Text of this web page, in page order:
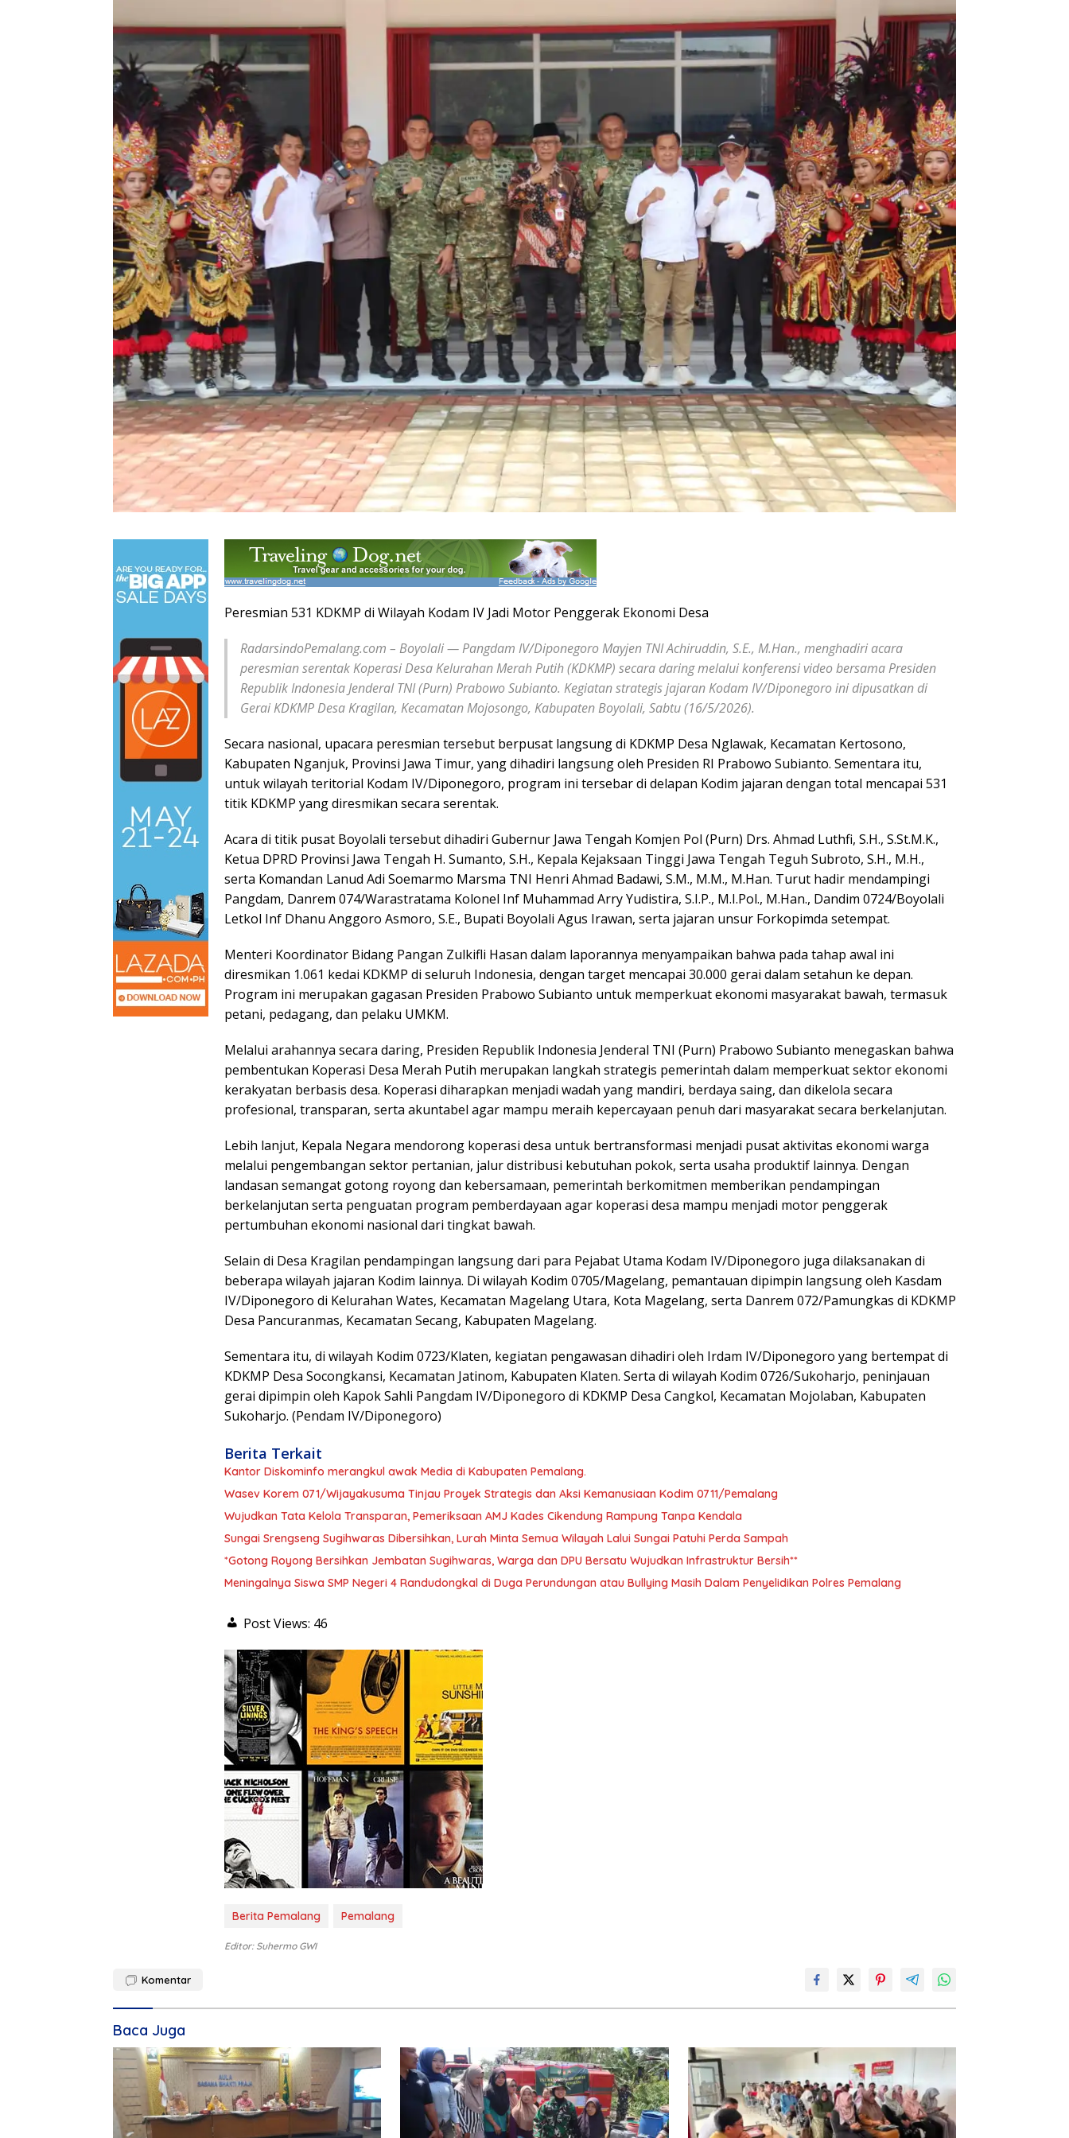
Peresmian 531 KDKMP di Wilayah Kodam IV Jadi Motor Penggerak Ekonomi Desa
RadarsindoPemalang.com – Boyolali — Pangdam IV/Diponegoro Mayjen TNI Achiruddin, S.E., M.Han., menghadiri acara
peresmian serentak Koperasi Desa Kelurahan Merah Putih (KDKMP) secara daring melalui konferensi video bersama Presiden
Republik Indonesia Jenderal TNI (Purn) Prabowo Subianto. Kegiatan strategis jajaran Kodam IV/Diponegoro ini dipusatkan di
Gerai KDKMP Desa Kragilan, Kecamatan Mojosongo, Kabupaten Boyolali, Sabtu (16/5/2026).
Secara nasional, upacara peresmian tersebut berpusat langsung di KDKMP Desa Nglawak, Kecamatan Kertosono,
Kabupaten Nganjuk, Provinsi Jawa Timur, yang dihadiri langsung oleh Presiden RI Prabowo Subianto. Sementara itu,
untuk wilayah teritorial Kodam IV/Diponegoro, program ini tersebar di delapan Kodim jajaran dengan total mencapai 531
titik KDKMP yang diresmikan secara serentak.
Acara di titik pusat Boyolali tersebut dihadiri Gubernur Jawa Tengah Komjen Pol (Purn) Drs. Ahmad Luthfi, S.H., S.St.M.K.,
Ketua DPRD Provinsi Jawa Tengah H. Sumanto, S.H., Kepala Kejaksaan Tinggi Jawa Tengah Teguh Subroto, S.H., M.H.,
serta Komandan Lanud Adi Soemarmo Marsma TNI Henri Ahmad Badawi, S.M., M.M., M.Han. Turut hadir mendampingi
Pangdam, Danrem 074/Warastratama Kolonel Inf Muhammad Arry Yudistira, S.I.P., M.I.Pol., M.Han., Dandim 0724/Boyolali
Letkol Inf Dhanu Anggoro Asmoro, S.E., Bupati Boyolali Agus Irawan, serta jajaran unsur Forkopimda setempat.
Menteri Koordinator Bidang Pangan Zulkifli Hasan dalam laporannya menyampaikan bahwa pada tahap awal ini
diresmikan 1.061 kedai KDKMP di seluruh Indonesia, dengan target mencapai 30.000 gerai dalam setahun ke depan.
Program ini merupakan gagasan Presiden Prabowo Subianto untuk memperkuat ekonomi masyarakat bawah, termasuk
petani, pedagang, dan pelaku UMKM.
Melalui arahannya secara daring, Presiden Republik Indonesia Jenderal TNI (Purn) Prabowo Subianto menegaskan bahwa
pembentukan Koperasi Desa Merah Putih merupakan langkah strategis pemerintah dalam memperkuat sektor ekonomi
kerakyatan berbasis desa. Koperasi diharapkan menjadi wadah yang mandiri, berdaya saing, dan dikelola secara
profesional, transparan, serta akuntabel agar mampu meraih kepercayaan penuh dari masyarakat secara berkelanjutan.
Lebih lanjut, Kepala Negara mendorong koperasi desa untuk bertransformasi menjadi pusat aktivitas ekonomi warga
melalui pengembangan sektor pertanian, jalur distribusi kebutuhan pokok, serta usaha produktif lainnya. Dengan
landasan semangat gotong royong dan kebersamaan, pemerintah berkomitmen memberikan pendampingan
berkelanjutan serta penguatan program pemberdayaan agar koperasi desa mampu menjadi motor penggerak
pertumbuhan ekonomi nasional dari tingkat bawah.
Selain di Desa Kragilan pendampingan langsung dari para Pejabat Utama Kodam IV/Diponegoro juga dilaksanakan di
beberapa wilayah jajaran Kodim lainnya. Di wilayah Kodim 0705/Magelang, pemantauan dipimpin langsung oleh Kasdam
IV/Diponegoro di Kelurahan Wates, Kecamatan Magelang Utara, Kota Magelang, serta Danrem 072/Pamungkas di KDKMP
Desa Pancuranmas, Kecamatan Secang, Kabupaten Magelang.
Sementara itu, di wilayah Kodim 0723/Klaten, kegiatan pengawasan dihadiri oleh Irdam IV/Diponegoro yang bertempat di
KDKMP Desa Socongkansi, Kecamatan Jatinom, Kabupaten Klaten. Serta di wilayah Kodim 0726/Sukoharjo, peninjauan
gerai dipimpin oleh Kapok Sahli Pangdam IV/Diponegoro di KDKMP Desa Cangkol, Kecamatan Mojolaban, Kabupaten
Sukoharjo. (Pendam IV/Diponegoro)
Berita Terkait
Kantor Diskominfo merangkul awak Media di Kabupaten Pemalang.
Wasev Korem 071/Wijayakusuma Tinjau Proyek Strategis dan Aksi Kemanusiaan Kodim 0711/Pemalang
Wujudkan Tata Kelola Transparan, Pemeriksaan AMJ Kades Cikendung Rampung Tanpa Kendala
Sungai Srengseng Sugihwaras Dibersihkan, Lurah Minta Semua Wilayah Lalui Sungai Patuhi Perda Sampah
*Gotong Royong Bersihkan Jembatan Sugihwaras, Warga dan DPU Bersatu Wujudkan Infrastruktur Bersih**
Meningalnya Siswa SMP Negeri 4 Randudongkal di Duga Perundungan atau Bullying Masih Dalam Penyelidikan Polres Pemalang
Post Views: 46
Berita Pemalang Pemalang
Editor: Suhermo GWI
Komentar
Baca Juga